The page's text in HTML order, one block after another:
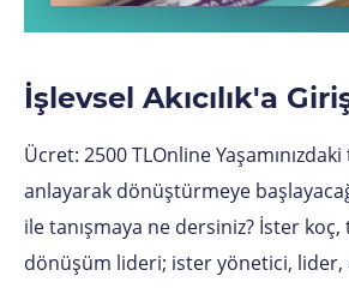
İşlevsel Akıcılık'a
Ücret: 2500 TLOnline Yaşamınızdaki
anlayarak dönüştürmeye
ile tanışmaya ne dersiniz? İster
dönüşüm lideri; ister yönetici, lider,